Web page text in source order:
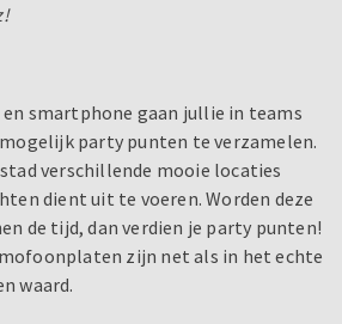
smartphone gaan jullie in teams
party punten te verzamelen.
verschillende mooie locaties
dient uit te voeren. Worden deze
de tijd, dan verdien je party punten!
zijn net als in het echte
waard.